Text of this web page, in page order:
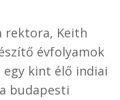
rektora, Keith
évfolyamok
egy kint élő indiai
budapesti